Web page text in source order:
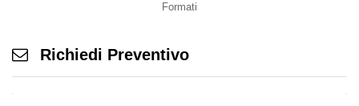
Formati
Richiedi Preventivo